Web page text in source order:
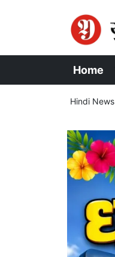
Home
Hindi News